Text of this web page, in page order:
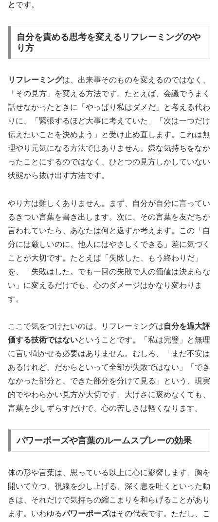
とです。
自分を責める思考を変えるリフレーミングのや
り方
リフレーミングは、出来事そのものを変えるのではなく、
「その見方」を変える方法です。たとえば、会議でうまく
話せなかったときに「やっぱり私はダメだ」と考える代わ
りに、「緊張するほど大事に考えていた」「次は一つだけ
伝えたいことを決めよう」と受け止め直します。これは無
理やり元気になる方法ではありません。嫌な気持ちをなか
ったことにするのではなく、ひとつの見方しかしていない
状態から抜け出す方法です。
やり方は難しくありません。まず、自分が自分に言ってい
るきつい言葉を書き出します。次に、その言葉を友だちが
言われていたら、あなたは何と返すか考えます。この「自
分には厳しいのに、他人にはやさしくできる」差に気づく
ことが大切です。たとえば「失敗した、もう終わりだ」
を、「失敗はした。でも一回の失敗で人の価値は決まらな
い」に変えるだけでも、心のダメージはかなり変わりま
す。
ここで気をつけたいのは、リフレーミングは自分を過大評
価する技術ではないということです。「私は完璧」と無理
に言い聞かせる必要はありません。むしろ、「まだ不安は
あるけれど、だからといって全部が失敗ではない」「でき
なかった部分と、できた部分を分けて見る」という、現実
的でやわらかい見方が大切です。大げさに褒めなくても、
言葉を少しずらすだけで、心の苦しさは軽くなります。
パワーポーズや言葉のルームスプレーの効果
体の形や言葉は、思っている以上に心に影響します。胸を
開いて立つ、視線を少し上げる、深く息を吐くといった動
きは、それだけで気持ちの縮こまりを和らげることがあり
ます。いわゆるパワーポーズはその代表です。ただし、こ